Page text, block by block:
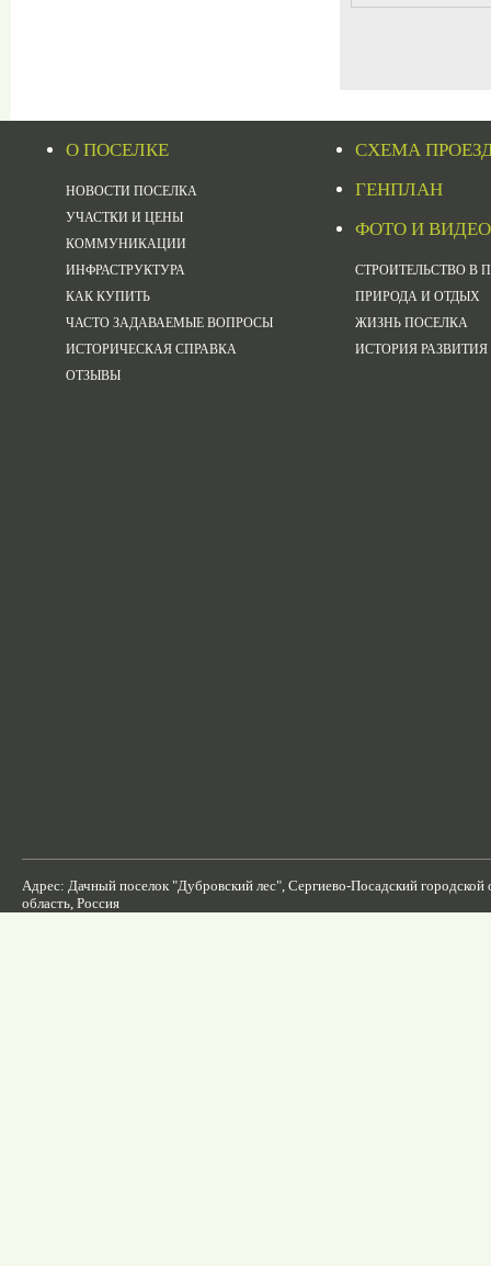
О ПОСЕЛКЕ
НОВОСТИ ПОСЕЛКА
УЧАСТКИ И ЦЕНЫ
КОММУНИКАЦИИ
ИНФРАСТРУКТУРА
КАК КУПИТЬ
ЧАСТО ЗАДАВАЕМЫЕ ВОПРОСЫ
ИСТОРИЧЕСКАЯ СПРАВКА
ОТЗЫВЫ
СХЕМА
ГЕНПЛАН
ФОТО И ВИДЕО
СТРОИТЕЛЬСТВО В
ПРИРОДА И ОТДЫХ
ЖИЗНЬ ПОСЕЛКА
ИСТОРИЯ
Адрес: Дачный поселок "Дубровский лес", Сергиево-Посадский городской
область, Россия